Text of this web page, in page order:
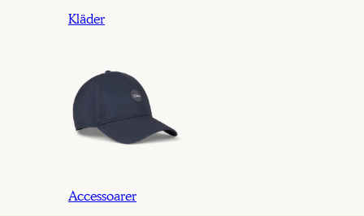
Kläder
Accessoarer